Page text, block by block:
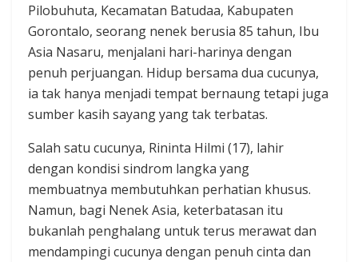
Pilobuhuta, Kecamatan Batudaa, Kabupaten
Gorontalo, seorang nenek berusia 85 tahun, Ibu
Asia Nasaru, menjalani hari-harinya dengan
penuh perjuangan. Hidup bersama dua cucunya,
ia tak hanya menjadi tempat bernaung tetapi juga
sumber kasih sayang yang tak terbatas.
Salah satu cucunya, Rininta Hilmi (17), lahir
dengan kondisi sindrom langka yang
membuatnya membutuhkan perhatian khusus.
Namun, bagi Nenek Asia, keterbatasan itu
bukanlah penghalang untuk terus merawat dan
mendampingi cucunya dengan penuh cinta dan